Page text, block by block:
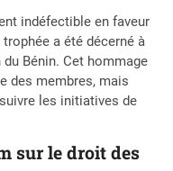
indéfectible en faveur
a été décerné à
Bénin. Cet hommage
des membres, mais
les initiatives de
sur le droit des